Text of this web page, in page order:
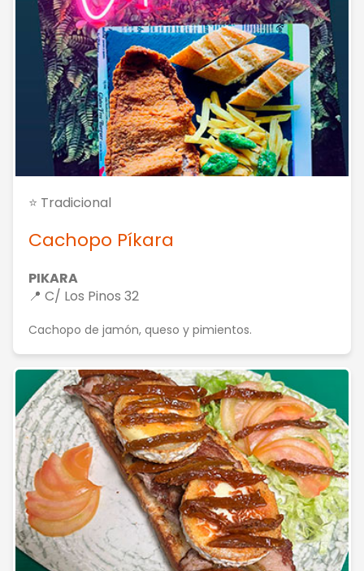
⭐ Tradicional
Cachopo Píkara
PIKARA
📍 C/ Los Pinos 32
Cachopo de jamón, queso y pimientos.